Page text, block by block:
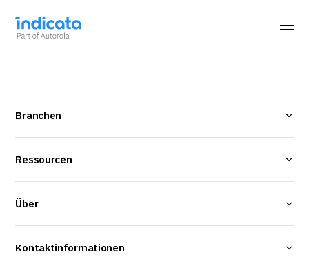
Branchen
Ressourcen
Über
Kontaktinformationen